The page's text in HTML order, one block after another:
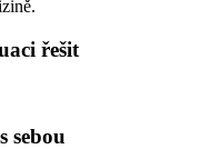
řešit
sebou